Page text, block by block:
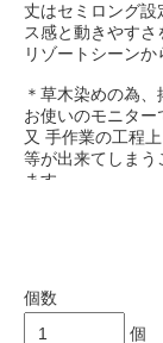
丈はセミロング設
ス感と動きやすさ
リゾートシーンか
＊草木染めの為
お使いのモニター
又 手作業の工程
等が出来てしまう
ます。
＊indigo seaでは
自然な色落ちは草
の変化もまるご
個数
個